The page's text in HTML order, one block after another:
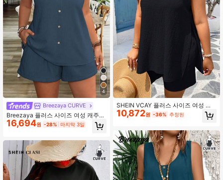
150K 팔로워
150K 팔로워
4.89 150K 팔로워
4
Breezaya CURVE
Breezaya 플러스 사이즈 여성 캐주얼
솔리드 컬러 탱크 탑 및 숏츠 2개 세트
16,694원 -28% 마지막 3일
SHEIN VCAY 플러스 사이즈 여성 여
름 휴가 옐로우 니트 세트, 루즈핏 라
운드 넥 민소매 티와 무릎 길이 타이트
성 여름 의상
10,872원 -36% 추정된